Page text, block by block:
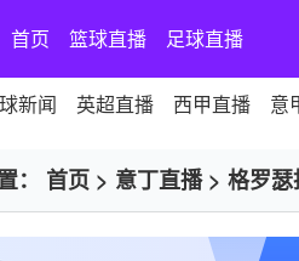
首页 篮球直播 足球直播
新闻 英超直播 西甲直播 意
： 首页 > 意丁直播> 格罗